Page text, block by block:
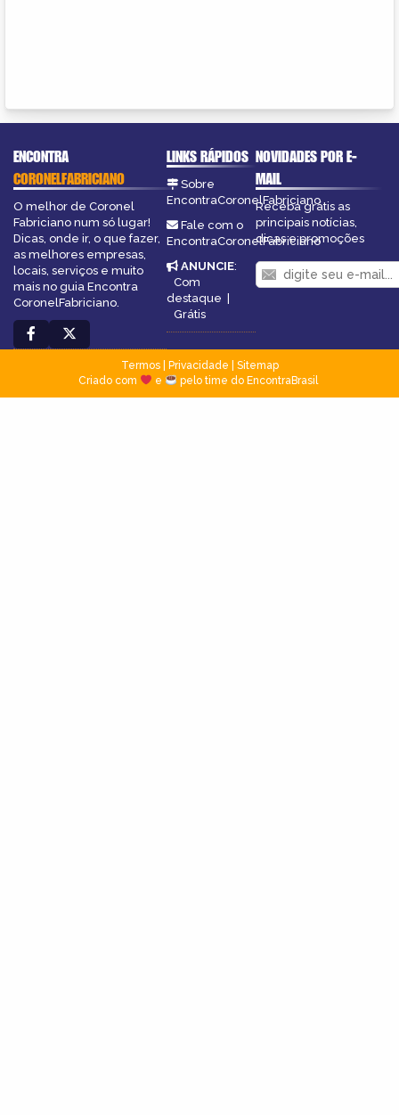
ENCONTRA
CORONELFABRICIANO
O melhor de Coronel
Fabriciano num só lugar!
Dicas, onde ir, o que fazer,
as melhores empresas,
locais, serviços e muito
mais no guia Encontra
CoronelFabriciano.
LINKS RÁPIDOS
Sobre
EncontraCoronelFabriciano
Fale com o
EncontraCoronelFabriciano
ANUNCIE:
Com
destaque |
Grátis
NOVIDADES POR E-
MAIL
Receba grátis as
principais notícias,
dicas e promoções
Termos| Privacidade
Sitemap
Criado com
e pelo time do EncontraBrasil